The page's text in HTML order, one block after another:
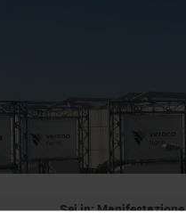
Sei in:Manifestazione